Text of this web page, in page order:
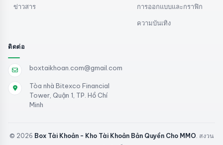
ข่าวสาร การออกแบบและกราฟิก
ความบันเทิง
ติดต่อ
boxtaikhoan.com@gmail.com
Tòa nhà Bitexco Financial
Tower, Quận 1, TP. Hồ Chí
Minh
© 2026 Box Tài Khoản - Kho Tài Khoản Bản Quyền Cho MMO . สงวน